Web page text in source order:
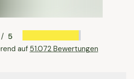
/ 5
auf 51.072 Bewertungen